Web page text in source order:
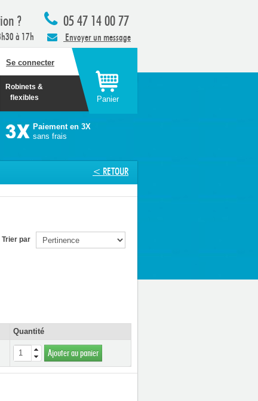
05 47 14 00 77
Envoyer un message
?
à 17h
Se connecter
Robinets &
flexibles
Panier
Paiement en 3X
sans frais
< RETOUR
Trier par
Quantité
Ajouter au panier